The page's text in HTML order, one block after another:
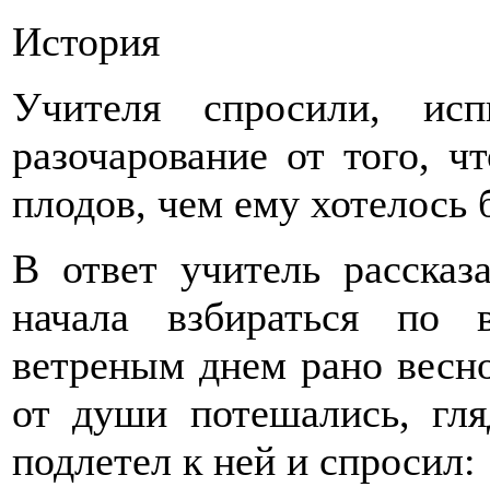
История
Учителя спросили,
разочарование от того,
плодов, чем ему хотелось
В ответ учитель
начала взбираться по
ветреным днем рано
от души потешались,
подлетел к ней и спросил: